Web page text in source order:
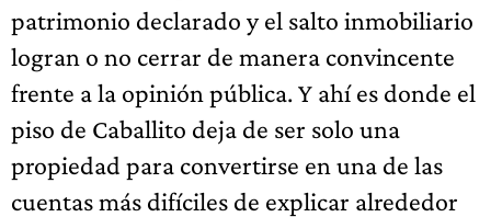
patrimonio declarado y el salto inmobiliario
logran o no cerrar de manera convincente
frente a la opinión pública. Y ahí es donde el
piso de Caballito deja de ser solo una
propiedad para convertirse en una de las
cuentas más difíciles de explicar alrededor